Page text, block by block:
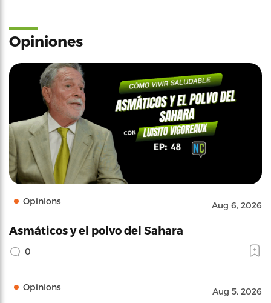
Opiniones
Opinions Aug 6, 2026
Asmáticos y el polvo del Sahara
0
Opinions Aug 5, 2026